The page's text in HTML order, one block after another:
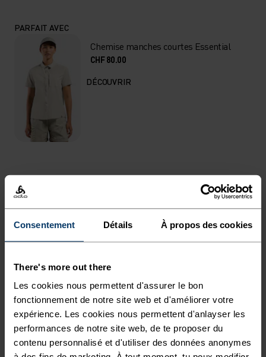
Consentement Détails À propos des cookies
There's more out there
Les cookies nous permettent d'assurer le bon
fonctionnement de notre site web et d'améliorer votre
expérience. Les cookies nous permettent d'anlayser les
performances de notre site web, de te proposer du
contenu personnalisé et d'utiliser des données anonymes
PARFAIT AVEC
Chemise manches courtes Essential
CHF 80.00
DÉCOUVRIR
POURQUOI CE PRODUIT
POUR EXPLORER LES
SENTIERS PROCHES OU
LOINTAINS.
Parfait pour dévaler les sentiers ou sillonner les
rues de la ville, le pantalon de randonnée
Essentials est taillé dans une matière résistante
à l'eau en partie réalisée en fibres recyclées. À la